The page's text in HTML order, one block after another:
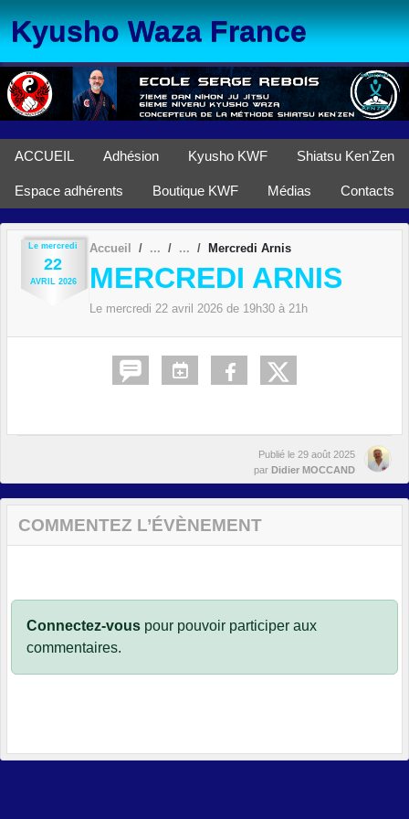
Kyusho Waza France
ACCUEIL Adhésion Kyusho KWF Shiatsu Ken'Zen
Espace adhérents Boutique KWF Médias Contacts
Le mercredi
22
AVRIL 2026
Accueil Mercredi Arnis
MERCREDI ARNIS
Le mercredi 22 avril 2026 de 19h30 à 21h
Publié le 29 août 2025
par Didier MOCCAND
COMMENTEZ L’ÉVÈNEMENT
Connectez-vous pour pouvoir participer aux
commentaires.